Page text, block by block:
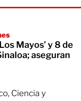
Mayos’ y 8 de
aseguran
Ciencia y